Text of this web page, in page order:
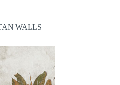
WALLS